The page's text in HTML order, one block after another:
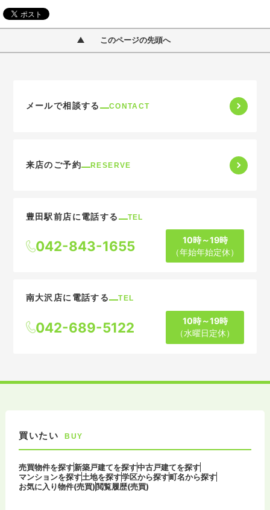
このページの先頭へ
メールで相談する CONTACT
来店のご予約 RESERVE
豊田駅前店に電話する TEL
042-843-1655
10時～19時
（年始年始定休）
南大沢店に電話する TEL
042-689-5122
10時～19時
（水曜日定休）
買いたい BUY
売買物件を探す新築戸建てを探す中古戸建てを探す
マンションを探す土地を探す学区から探す町名から探す
お気に入り物件(売買)閲覧履歴(売買)